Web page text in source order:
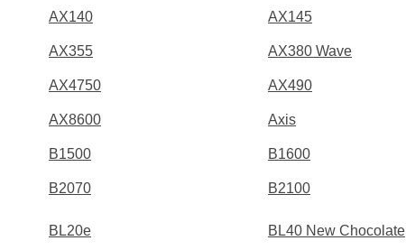
AX140 AX145
AX355 AX380 Wave
AX4750 AX490
AX8600 Axis
B1500 B1600
B2070 B2100
BL20e BL40 New Chocolate